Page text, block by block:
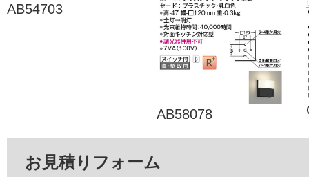
AB54703
AB58078
お見積りフォーム